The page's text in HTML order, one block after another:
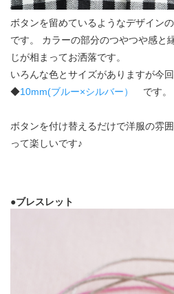
ボタンを留めているようなデザイン
です。 カラーの部分のつやつや感と
じが相まってお洒落です。
いろんな色とサイズがありますが今
◆10mm(ブルー×シルバー） です。
ボタンを付け替えるだけで洋服の雰
って楽しいです♪
●ブレスレット